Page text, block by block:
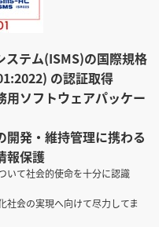
ステム(ISMS)の国際規格
の認証取得
用ソフトウェアパッケー
開発・維持管理に携わる
報保護
いて社会的使命を十分に認識
社会の実現へ向けて尽力してま